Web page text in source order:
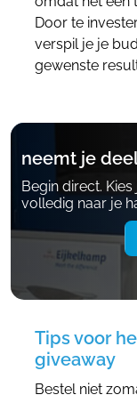
Door te
verspil je je
gewenste
neemt je
Begin direct.
volledig naar je
Tips voor
giveaway
Bestel niet